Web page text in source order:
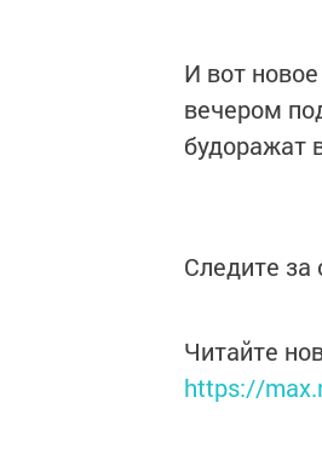
И вот
вечером
будоражат
Следите
Читайте
https://